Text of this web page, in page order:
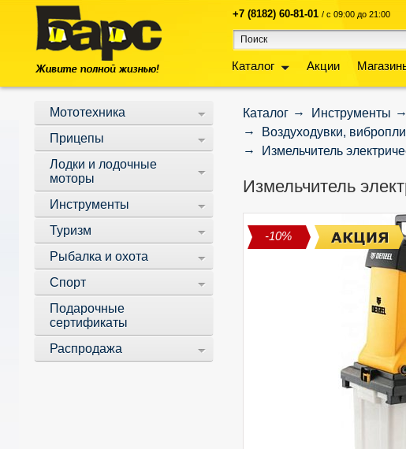
+7 (8182) 60-81-01 / с 09:00 до 21:00
Каталог Акции
Мототехника
Прицепы
Лодки и лодочные
моторы
Инструменты
Туризм
Рыбалка и охота
Спорт
Подарочные
сертификаты
Распродажа
Каталог Инструменты
Воздуходувки,
Измельчитель
Измельчитель
-10%